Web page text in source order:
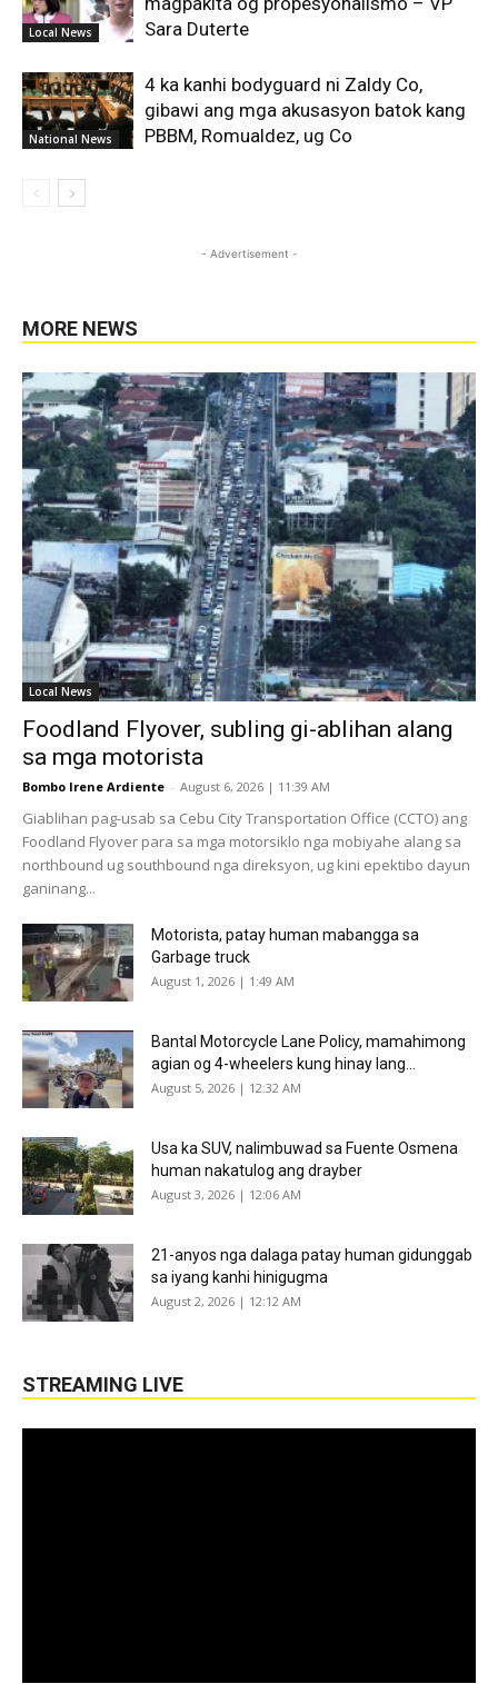
Local News
Sara Duterte
National News
4 ka kanhi bodyguard ni Zaldy Co,
gibawi ang mga akusasyon batok kang
PBBM, Romualdez, ug Co
- Advertisement -
MORE NEWS
Local News
Foodland Flyover, subling gi-ablihan alang
sa mga motorista
Bombo Irene Ardiente - August 6, 2026 | 11:39 AM
Giablihan pag-usab sa Cebu City Transportation Office (CCTO) ang
Foodland Flyover para sa mga motorsiklo nga mobiyahe alang sa
northbound ug southbound nga direksyon, ug kini epektibo dayun
ganinang...
Motorista, patay human mabangga sa
Garbage truck
August 1, 2026 | 1:49 AM
Bantal Motorcycle Lane Policy, mamahimong
agian og 4-wheelers kung hinay lang...
August 5, 2026 | 12:32 AM
Usa ka SUV, nalimbuwad sa Fuente Osmena
human nakatulog ang drayber
August 3, 2026 | 12:06 AM
21-anyos nga dalaga patay human gidunggab
sa iyang kanhi hinigugma
August 2, 2026 | 12:12 AM
STREAMING LIVE